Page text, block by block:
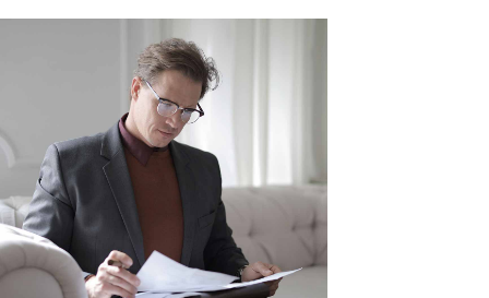
Firmenprofil
Leistungen
Referenzen